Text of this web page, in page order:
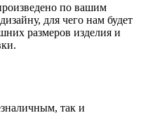
по вашим
для чего нам будет
размеров изделия и
так и